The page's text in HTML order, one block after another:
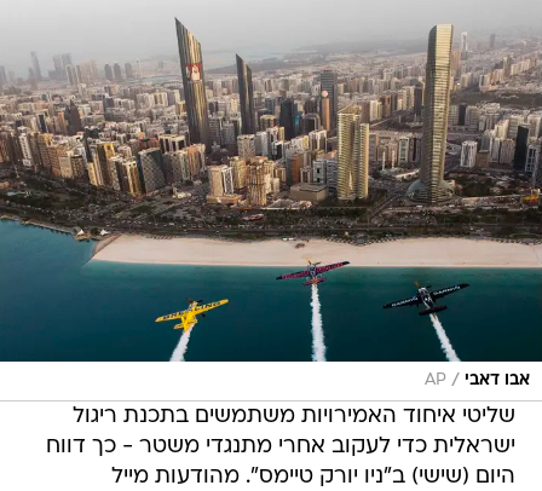
אבו דאבי /
AP
שליטי איחוד האמירויות משתמשים בתכנת ריגול
ישראלית כדי לעקוב אחרי מתנגדי משטר - כך דווח
היום (שישי) ב"ניו יורק טיימס". מהודעות מייל